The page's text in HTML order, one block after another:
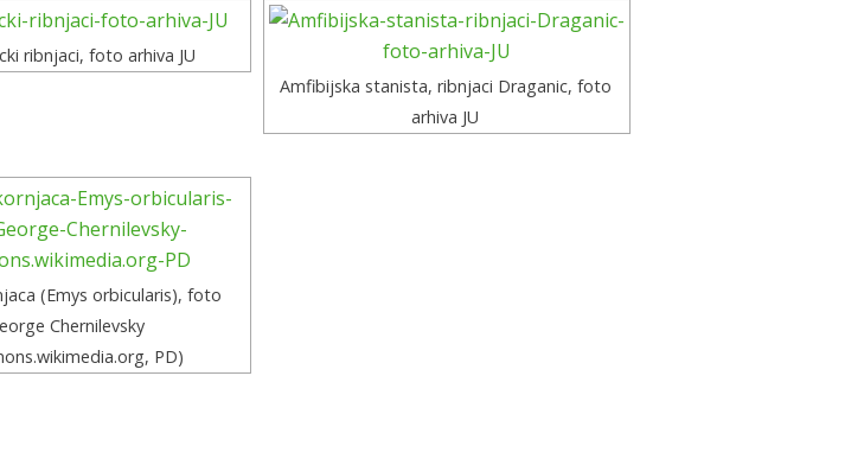
ribnjaci, foto arhiva JU
Amfibijska stanista, ribnjaci Draganic, foto
arhiva JU
(Emys orbicularis), foto
Chernilevsky
PD)
Pristup informacijama
Mapa weba
Impressum